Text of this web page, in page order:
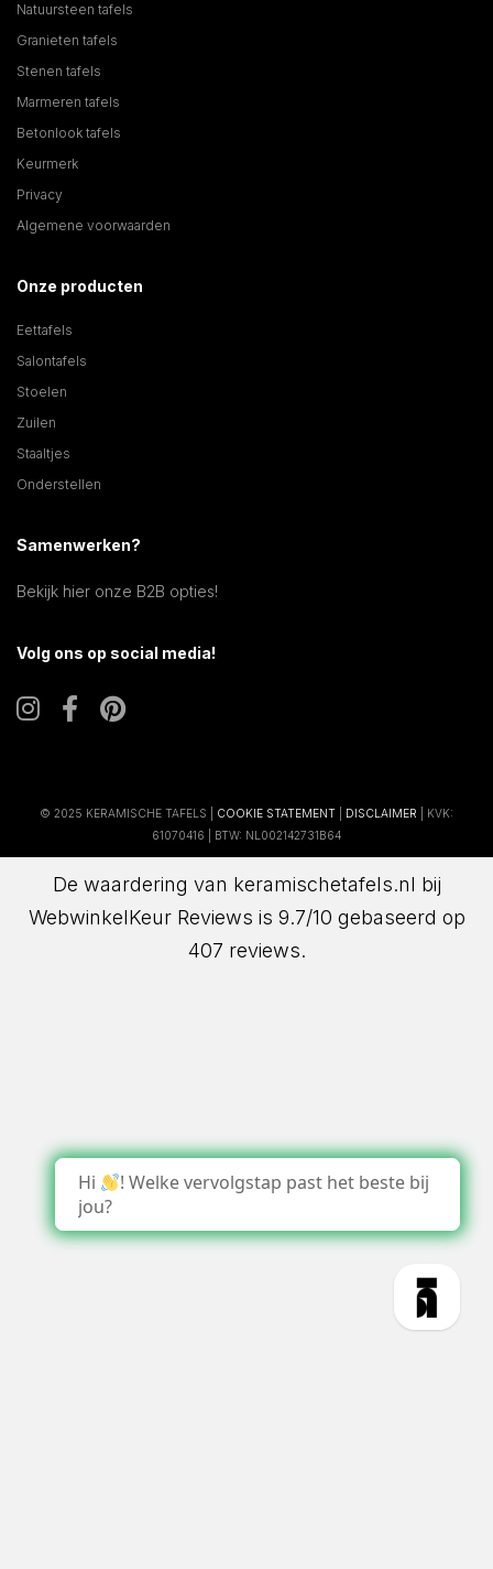
Natuursteen tafels
Granieten tafels
Stenen tafels
Marmeren tafels
Betonlook tafels
Keurmerk
Privacy
Algemene voorwaarden
Onze producten
Eettafels
Salontafels
Stoelen
Zuilen
Staaltjes
Onderstellen
Samenwerken?
Bekijk hier onze B2B opties!
Volg ons op social media!
© 2025 KERAMISCHE TAFELS | COOKIE STATEMENT DISCLAIMER | KVK:
61070416 | BTW: NL002142731B64
De waardering van keramischetafels.nl bij
WebwinkelKeur Reviews is 9.7/10 gebaseerd op
407 reviews.
Hi
! Welke vervolgstap past het beste bij
jou?